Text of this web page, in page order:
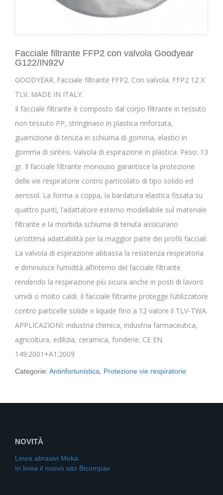
Facciale filtrante FFP2 con valvola Goodyear
G122/IN92V
GOODYEAR. Facciale filtrante FFP2. Con valvola. FFP2 12 X
TLV. MADE IN ITALY.
Il facciale filtrante è composto dal corpo filtrante in tessuto
non tessuto PP, stringinaso in plastica rinforzata,
guarnizione di tenuta in schiuma di gomma, elastici in
gomma di sintesi. Valvola di espirazione in plastica. Peso: 13
gr. Il facciale filtrante monouso garantisce la protezione
delle vie respiratorie contro particolato di tipo solido ed
aerosol. La forma a coppa, la bardatura elastica fissata su
quattro punti, l’adattatore esterno modellabile sul materiale
filtrante e la morbida schiuma di tenuta assicurano
un’ottima adattabilità per la maggior parte dei profili facciali.
La valvola di espirazione abbassa la resistenza respiratoria
e diminuisce l’umidità all’interno del facciale filtrante
rendendo la respirazione più sicura anche in posti di lavoro
umidi o molto caldi. Il facciale filtrante protegge l’utilizzatore
contro particelle solide e liquide fino a 12 valore il TLV-TWA.
APPLICAZIONI: industria chimica, industria farmaceutica,
agricoltura, edilizia, ceramica, fonderie. CE EN
149:2001+A1:2009
Categorie: Antinfortunistica Protezione vie respiratorie
NOVITÀ
Linea abrasivi Mirka
In linea il nuovo sito Bicompav